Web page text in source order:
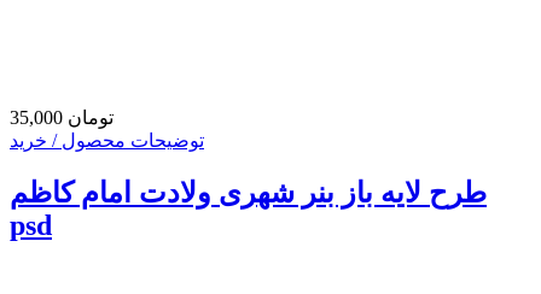
35,000 تومان
توضیحات محصول / خرید
طرح لایه باز بنر شهری ولادت امام کاظم
psd